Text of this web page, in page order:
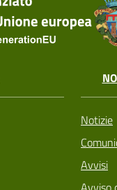
Notizie
Avvisi